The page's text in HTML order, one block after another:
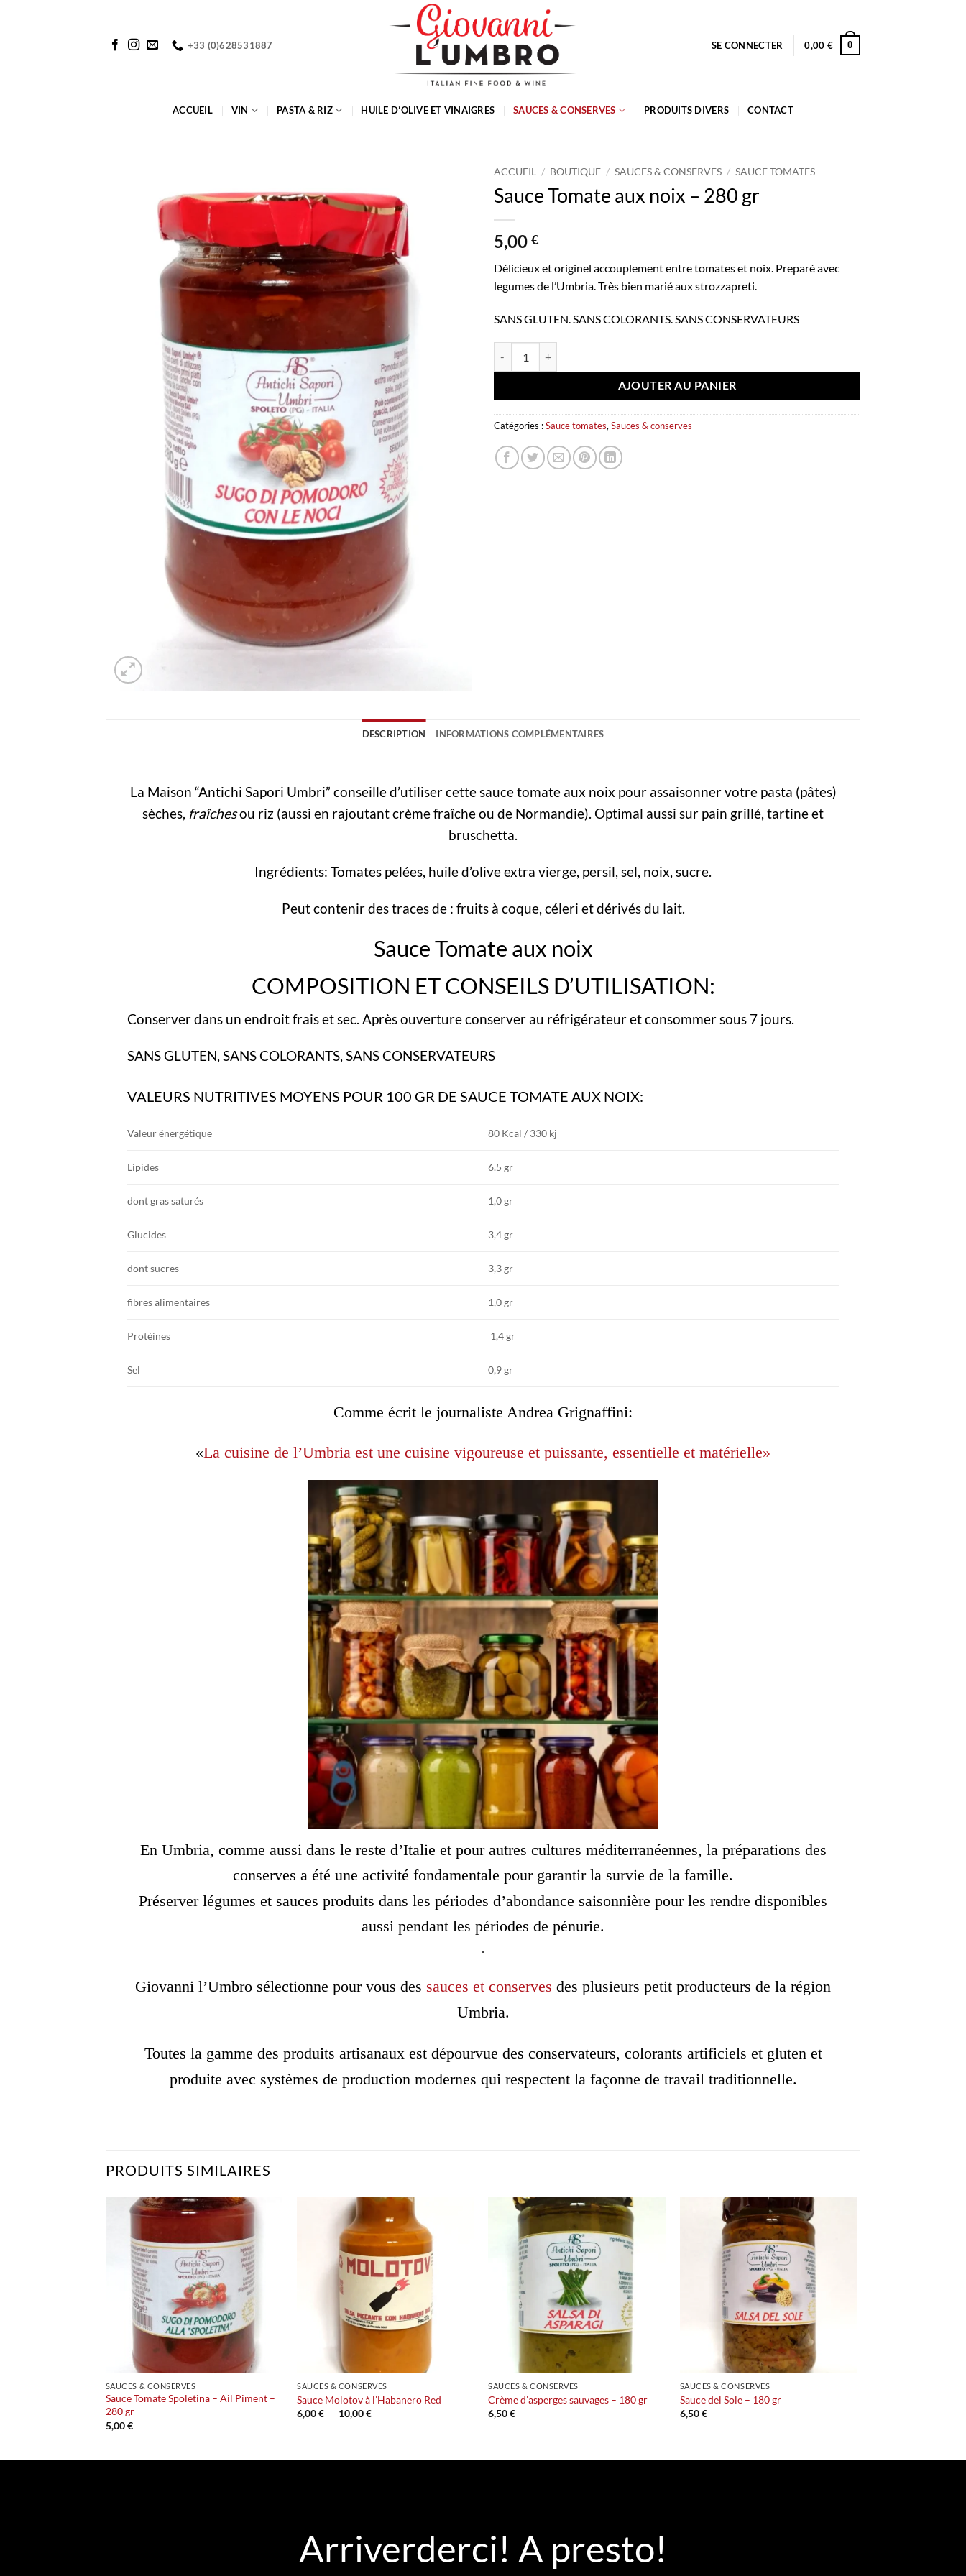
+33 (0)628531887 SE CONNECTER 0,00 € 0
ACCUEIL VIN PASTA & RIZ HUILE D’OLIVE ET VINAIGRES SAUCES & CONSERVES PRODUITS DIVERS CONTACT
ACCUEIL / BOUTIQUE / SAUCES & CONSERVES / SAUCE TOMATES
Sauce Tomate aux noix – 280 gr
5,00 €
Délicieux et originel accouplement entre tomates et noix. Preparé avec
legumes de l’Umbria . Très bien marié aux strozzapreti.
SANS GLUTEN. SANS COLORANTS. SANS CONSERVATEURS
AJOUTER AU PANIER
Catégories :Sauce tomates,Sauces & conserves
DESCRIPTION INFORMATIONS COMPLÉMENTAIRES
La Maison “Antichi Sapori Umbri” conseille d’utiliser cette sauce tomate aux noix pour assaisonner votre pasta (pâtes)
sèches, fraîchesou riz (aussi en rajoutant crème fraîche ou de Normandie). Optimal aussi sur pain grillé, tartine et
bruschetta.
Ingrédients: Tomates pelées, huile d’olive extra vierge, persil, sel, noix, sucre.
Peut contenir des traces de : fruits à coque, céleri et dérivés du lait.
Sauce Tomate aux noix
COMPOSITION ET CONSEILS D’UTILISATION:
Conserver dans un endroit frais et sec. Après ouverture conserver au réfrigérateur et consommer sous 7 jours.
SANS GLUTEN, SANS COLORANTS, SANS CONSERVATEURS
VALEURS NUTRITIVES MOYENS POUR 100 GR DE SAUCE TOMATE AUX NOIX:
Valeur énergétique 80 Kcal / 330 kj
Lipides 6.5 gr
dont gras saturés 1,0 gr
Glucides 3,4 gr
dont sucres 3,3 gr
fibres alimentaires 1,0 gr
Protéines 1,4 gr
Sel 0,9 gr
Comme écrit le journaliste Andrea Grignaffini:
«La cuisine de l’Umbria est une cuisine vigoureuse et puissante, essentielle et matérielle»
En Umbria, comme aussi dans le reste d’Italie et pour autres cultures méditerranéennes, la préparations des
conserves a été une activité fondamentale pour garantir la survie de la famille.
Préserver légumes et sauces produits dans les périodes d’abondance saisonnière pour les rendre disponibles
aussi pendant les périodes de pénurie.
.
Giovanni l’Umbro sélectionne pour vous des sauces et conserves des plusieurs petit producteurs de la région
Umbria.
Toutes la gamme des produits artisanaux est dépourvue des conservateurs, colorants artificiels et gluten et
produite avec systèmes de production modernes qui respectent la façonne de travail traditionnelle.
PRODUITS SIMILAIRES
SAUCES & CONSERVES
Sauce Tomate Spoletina – Ail Piment –
280 gr
5,00€
SAUCES & CONSERVES
Sauce Molotov à l’Habanero Red
6,00€ – 10,00€Plage
10,00 €
SAUCES & CONSERVES
Crème d’asperges sauvages – 180 gr
6,50€
SAUCES & CONSERVES
Sauce del Sole – 180 gr
6,50€
Arriverderci! A presto!